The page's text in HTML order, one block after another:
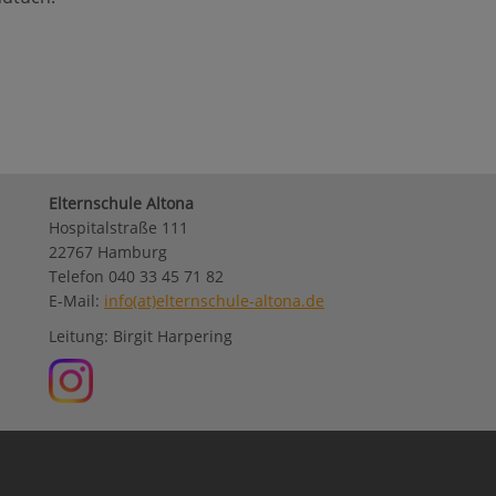
Elternschule Altona
Hospitalstraße 111
22767 Hamburg
Telefon 040 33 45 71 82
E-Mail: info(at)elternschule-altona.de
Leitung: Birgit Harpering